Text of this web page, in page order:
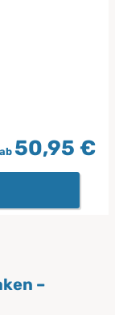
ab 50,95 €
–